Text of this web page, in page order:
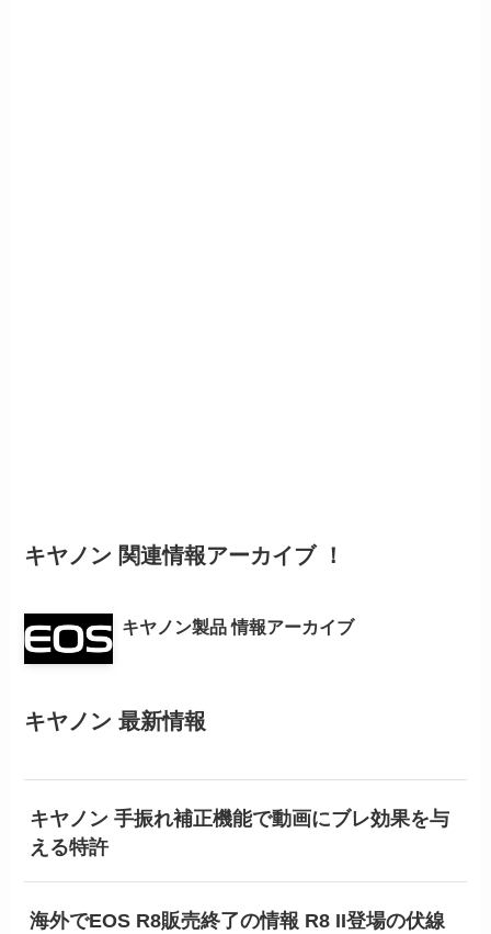
キヤノン 関連情報アーカイブ ！
キヤノン製品 情報アーカイブ
キヤノン 最新情報
キヤノン 手振れ補正機能で動画にブレ効果を与
える特許
海外でEOS R8販売終了の情報 R8 II登場の伏線